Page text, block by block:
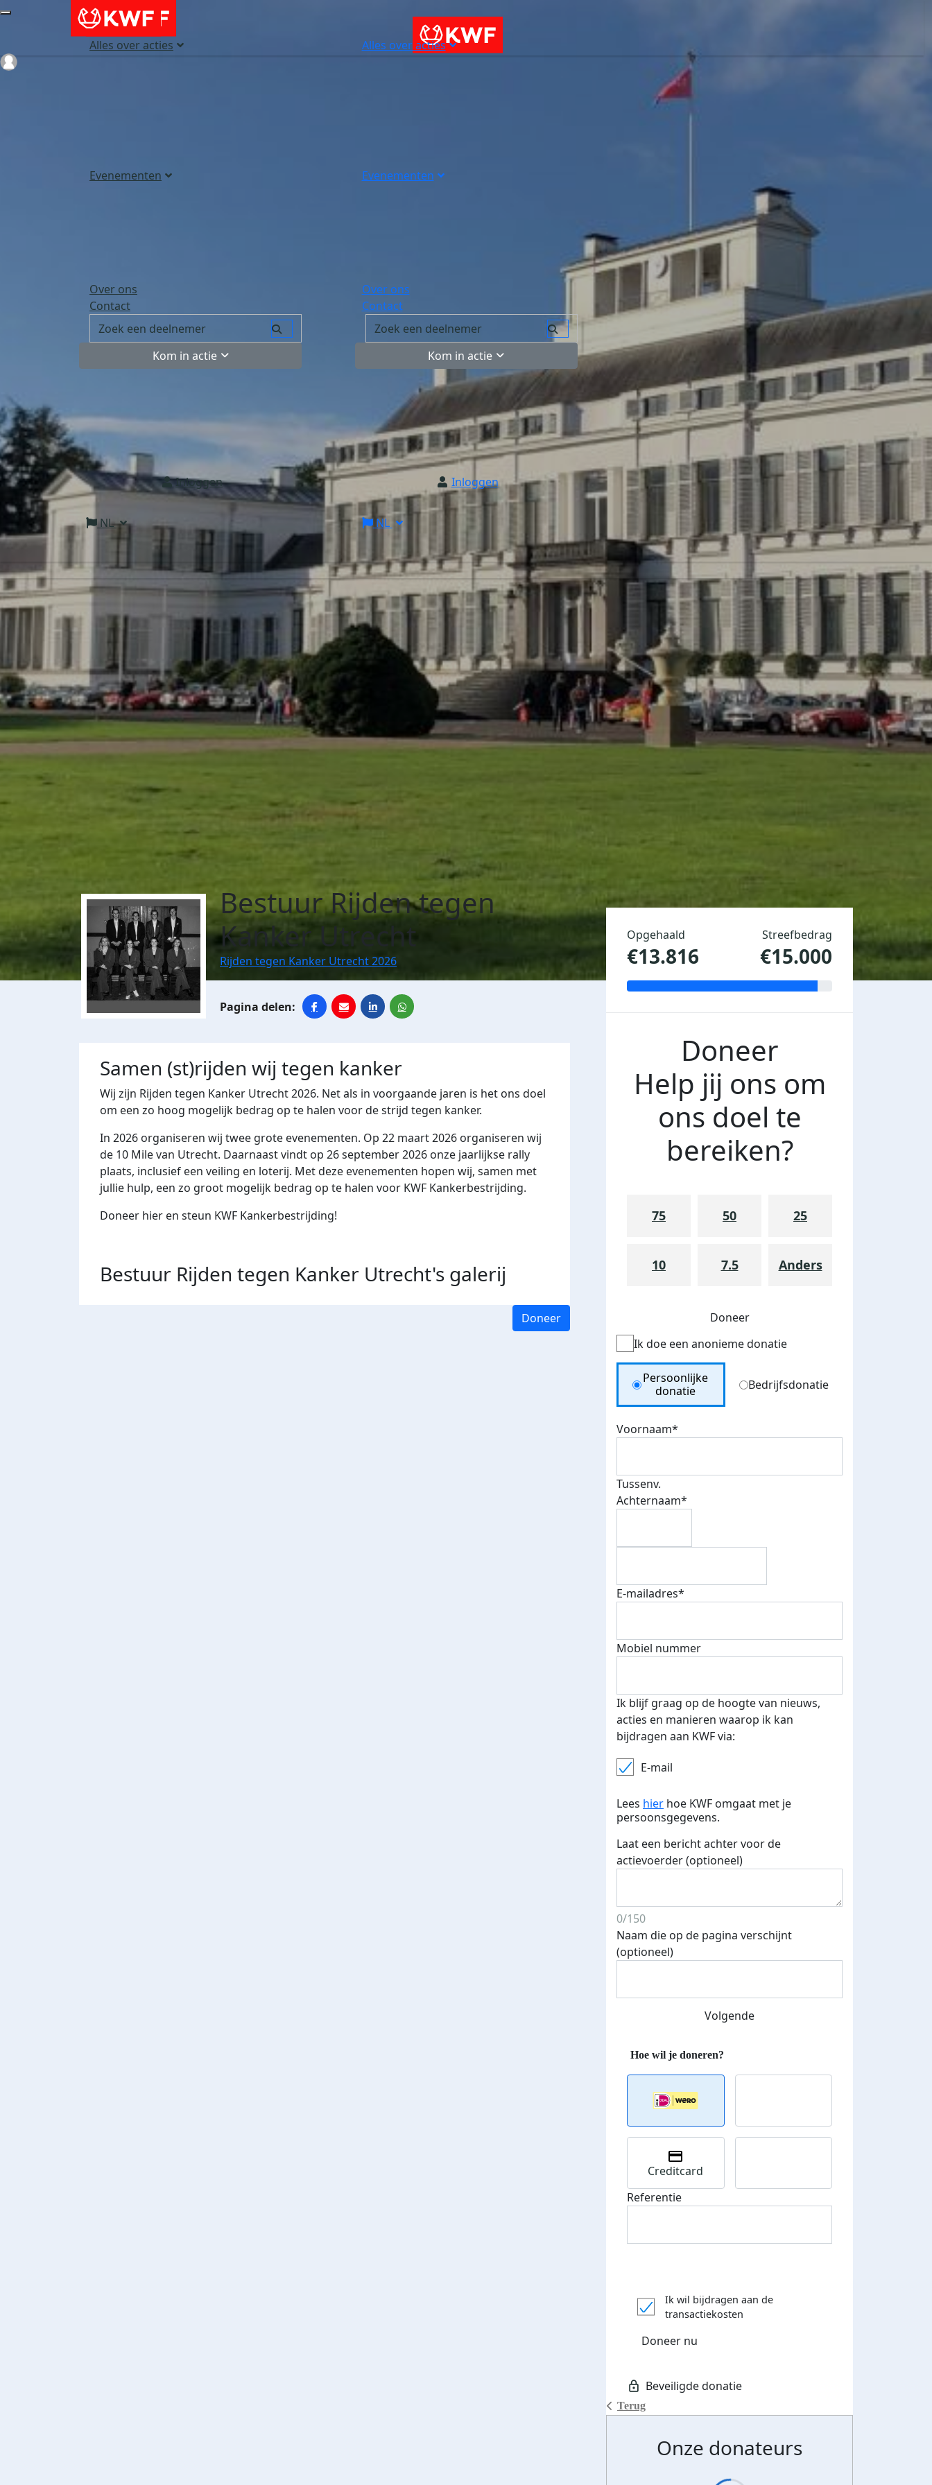
Alles over acties
Evenementen
Over ons
Contact
Kom in actie
Inloggen
NL
Alles over acties
Evenementen
Over ons
Contact
Kom in actie
Inloggen
NL
Bestuur Rijden tegen
Kanker Utrecht
Rijden tegen Kanker Utrecht 2026
Samen (st)rijden wij tegen kanker
Wij zijn Rijden tegen Kanker Utrecht 2026. Net als in voorgaande jaren is het ons doel
om een zo hoog mogelijk bedrag op te halen voor de strijd tegen kanker.
In 2026 organiseren wij twee grote evenementen. Op 22 maart 2026 organiseren wij
de 10 Mile van Utrecht. Daarnaast vindt op 26 september 2026 onze jaarlijkse rally
plaats, inclusief een veiling en loterij. Met deze evenementen hopen wij, samen met
jullie hulp, een zo groot mogelijk bedrag op te halen voor KWF Kankerbestrijding.
Doneer hier en steun KWF Kankerbestrijding!
Bestuur Rijden tegen Kanker Utrecht's galerij
Doneer
Opgehaald
€13.816
Streefbedrag
€15.000
Doneer
Help jij ons om
ons doel te
bereiken?
75 50 25
10 7.5 Anders
Doneer
Ik doe een anonieme donatie
Donation Type
Persoonlijke
donatie
Bedrijfsdonatie
Voornaam*
Tussenv.
Achternaam*
E-mailadres*
Mobiel nummer
Ik blijf graag op de hoogte van nieuws,
acties en manieren waarop ik kan
bijdragen aan KWF via:
E-mail
Lees hier hoe KWF omgaat met je
persoonsgegevens.
Laat een bericht achter voor de
actievoerder (optioneel)
0/150
Naam die op de pagina verschijnt
(optioneel)
Volgende
Terug
Creditcard
Referentie
Ik wil bijdragen aan de
transactiekosten
Doneer nu
Onze donateurs